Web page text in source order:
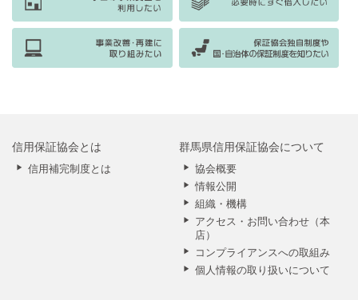
信用保証協会とは
信用補完制度とは
群馬県信用保証協会について
協会概要
情報公開
組織・機構
アクセス・お問い合わせ（本
店）
コンプライアンスへの取組み
個人情報の取り扱いについて